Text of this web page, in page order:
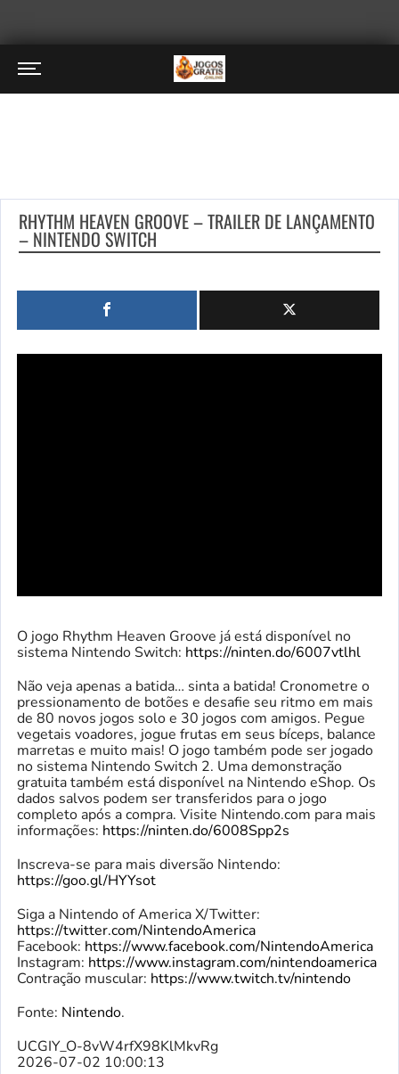
RHYTHM HEAVEN GROOVE – TRAILER DE LANÇAMENTO
– NINTENDO SWITCH
O jogo Rhythm Heaven Groove já está disponível no
sistema Nintendo Switch: https://ninten.do/6007vtlhl
Não veja apenas a batida… sinta a batida! Cronometre o
pressionamento de botões e desafie seu ritmo em mais
de 80 novos jogos solo e 30 jogos com amigos. Pegue
vegetais voadores, jogue frutas em seus bíceps, balance
marretas e muito mais! O jogo também pode ser jogado
no sistema Nintendo Switch 2. Uma demonstração
gratuita também está disponível na Nintendo eShop. Os
dados salvos podem ser transferidos para o jogo
completo após a compra. Visite Nintendo.com para mais
informações: https://ninten.do/6008Spp2s
Inscreva-se para mais diversão Nintendo:
https://goo.gl/HYYsot
Siga a Nintendo of America X/Twitter:
https://twitter.com/NintendoAmerica
Facebook: https://www.facebook.com/NintendoAmerica
Instagram: https://www.instagram.com/nintendoamerica
Contração muscular: https://www.twitch.tv/nintendo
Fonte: Nintendo.
UCGIY_O-8vW4rfX98KlMkvRg
2026-07-02 10:00:13